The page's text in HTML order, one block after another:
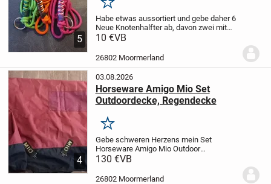
5
Merken
Habe etwas aussortiert und gebe daher 6
Neue Knotenhalfter ab, davon zwei mit
Ringen. Größe VB/WB. Diese lagen nicht
sind teils sogar noch verpackt.
10 €VB
26802 Moormerland
4
03.08.2026
Horseware Amigo Mio Set
Outdoordecke, Regendecke
Merken
Gebe schweren Herzens mein Set
Horseware Amigo Mio Outdoor
Regendecken ab.
gerne nochmal genau messen. Die ältere
130 €VB
26802 Moormerland